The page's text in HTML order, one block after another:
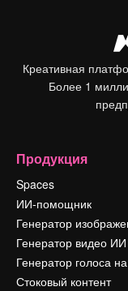
Креативная
Более 1
Продукция
Spaces
ИИ-помощник
Генератор
Генератор видео ИИ
Генератор голоса
Стоковый контент